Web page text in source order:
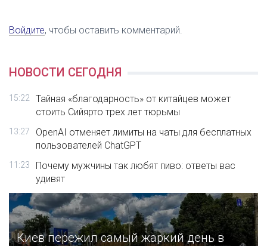
Войдите, чтобы оставить комментарий.
НОВОСТИ СЕГОДНЯ
15:22
Тайная «благодарность» от китайцев может
стоить Сийярто трех лет тюрьмы
13:27
OpenAI отменяет лимиты на чаты для бесплатных
пользователей ChatGPT
11:23
Почему мужчины так любят пиво: ответы вас
удивят
Киев пережил самый жаркий день в